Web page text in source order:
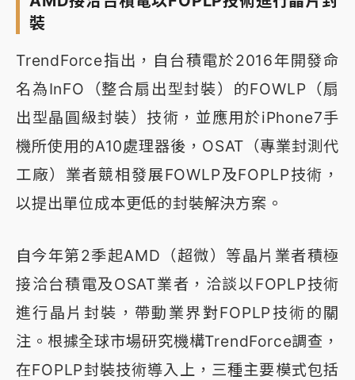
裝
TrendForce指出，自台積電於2016年開發命
名為InFO（整合扇出型封裝）的FOWLP（扇
出型晶圓級封裝）技術，並應用於iPhone7手
機所使用的A10處理器後，OSAT（專業封測代
工廠）業者競相發展FOWLP及FOPLP技術，
以提出單位成本更低的封裝解決方案。
自今年第2季起AMD（超微）等晶片業者積極
接洽台積電及OSAT業者，洽談以FOPLP技術
進行晶片封裝，帶動業界對FOPLP技術的關
注。根據全球市場研究機構TrendForce調查，
在FOPLP封裝技術導入上，三種主要模式包括